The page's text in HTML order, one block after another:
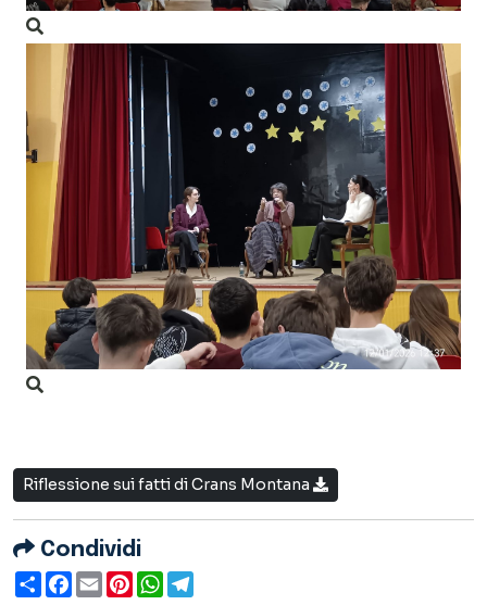
Riflessione sui fatti di Crans Montana
Condividi
Condividi
Facebook
EmailPinterest
WhatsApp